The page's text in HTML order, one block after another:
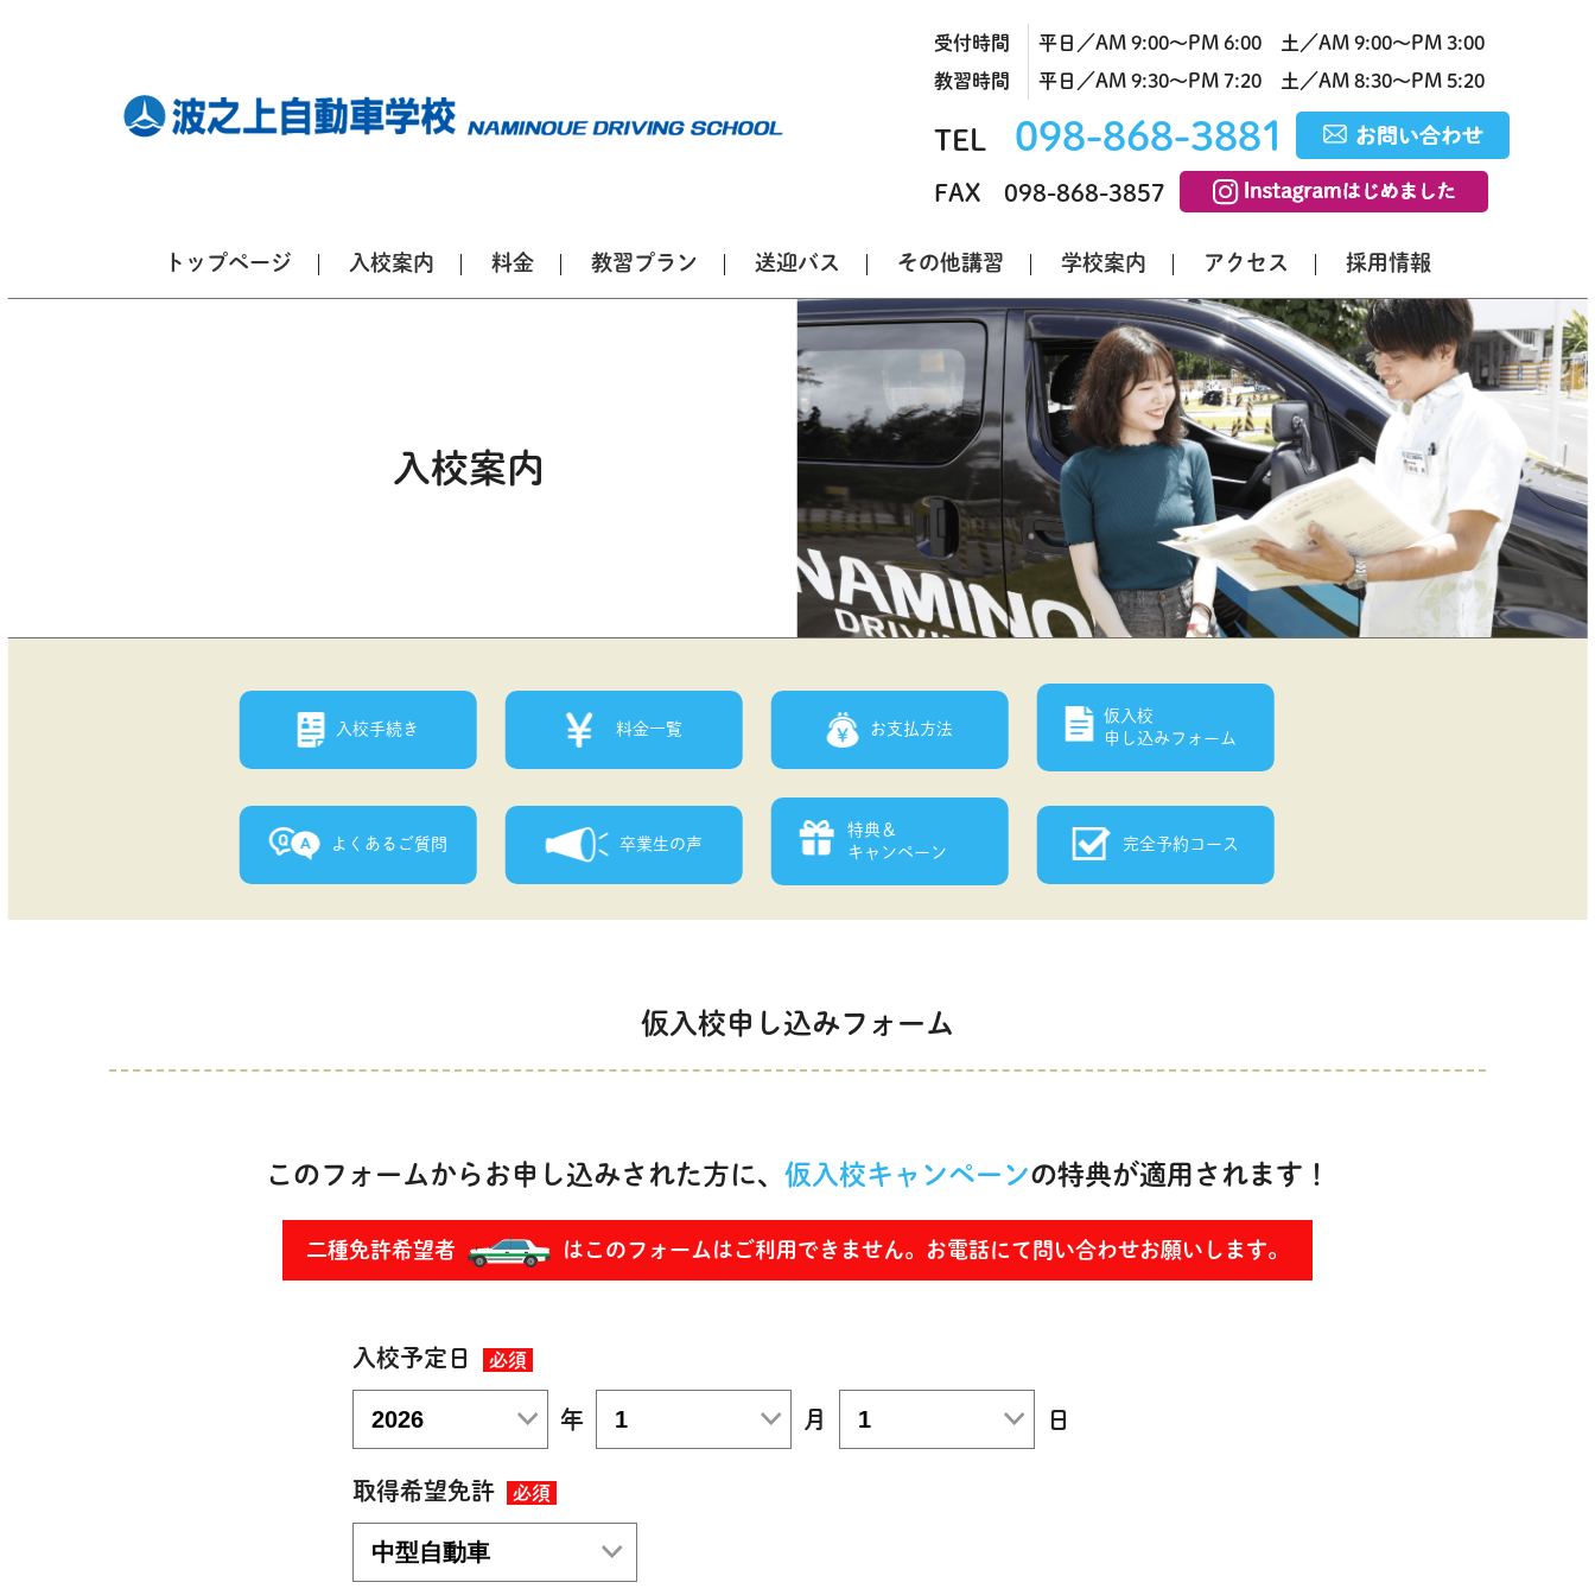
受付時間 平日／AM 9:00～PM 6:00
土／AM 9:00～PM 3:00
教習時間
平日／AM 9:30～PM 7:20 土／AM 8:30～PM 5:20
TEL 098-868-3881
FAX 098-868-3857
トップページ 入校案内 料金 教習プラン 送迎バス その他講習 学校案内 アクセス 採用情報
入校案内
入校手続き 料金一覧 お支払方法
仮入校
申し込みフォーム
よくあるご質問 卒業生の声
特典＆
キャンペーン
完全予約コース
仮入校申し込みフォーム
このフォームからお申し込みされた方に、 仮入校キャンペーンの特典が適用されます！
二種免許希望者 はこのフォームはご利用できません。お電話にて問い合わせお願いします。
入校予定日 必須
年 月 日
取得希望免許 必須